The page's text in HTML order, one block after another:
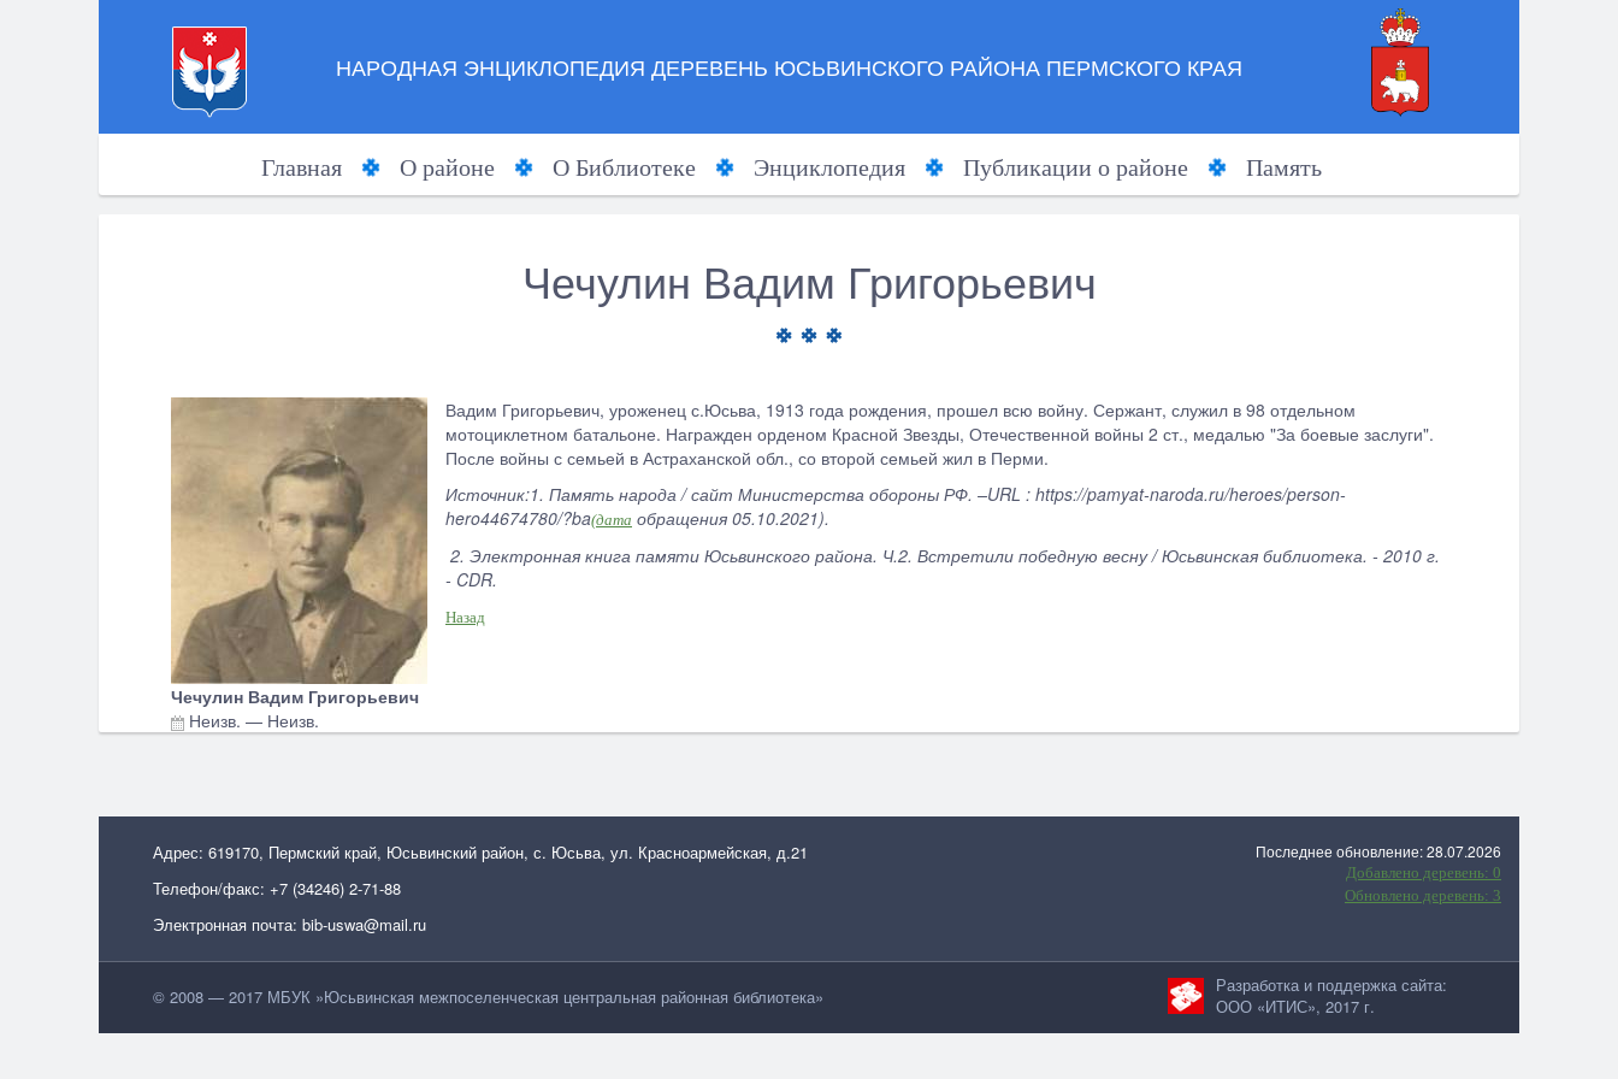
НАРОДНАЯ ЭНЦИКЛОПЕДИЯ ДЕРЕВЕНЬ ЮСЬВИНСКОГО РАЙОНА ПЕРМСКОГО КРАЯ
Главная О районе О Библиотеке Энциклопедия Публикации о районе Память
Чечулин Вадим Григорьевич
Чечулин Вадим Григорьевич
Неизв. — Неизв.
Вадим Григорьевич, уроженец с.Юсьва, 1913 года рождения, прошел всю войну. Сержант, служил в 98 отдельном
мотоциклетном батальоне. Награжден орденом Красной Звезды, Отечественной войны 2 ст., медалью "За боевые заслуги".
После войны с семьей в Астраханской обл., со второй семьей жил в Перми.
Источник:1. Память народа / сайт Министерства обороны РФ. –URL : https://pamyat-naroda.ru/heroes/person-
hero44674780/?ba(дата обращения 05.10.2021).
2. Электронная книга памяти Юсьвинского района. Ч.2. Встретили победную весну / Юсьвинская библиотека. - 2010 г.
- CDR.
Назад
Адрес: 619170, Пермский край, Юсьвинский район, с. Юсьва, ул. Красноармейская, д.21
Телефон/факс: +7 (34246) 2-71-88
Электронная почта: bib-uswa@mail.ru
Последнее обновление: 28.07.2026
Добавлено деревень: 0
Обновлено деревень: 3
© 2008 — 2017 МБУК »Юсьвинская межпоселенческая центральная районная библиотека»
Разработка и поддержка сайта:
ООО «ИТИС», 2017 г.